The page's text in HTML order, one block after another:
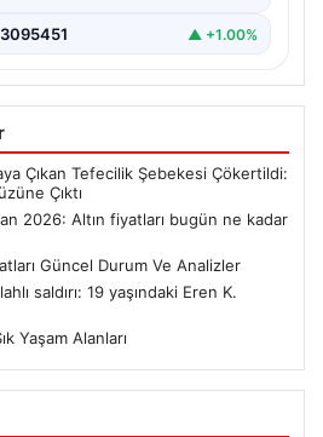
3095451 ▲ +1.00%
Çıkan Tefecilik Şebekesi Çökertildi:
Çıktı
2026: Altın fiyatları bugün ne kadar
Güncel Durum Ve Analizler
saldırı: 19 yaşındaki Eren K.
Yaşam Alanları